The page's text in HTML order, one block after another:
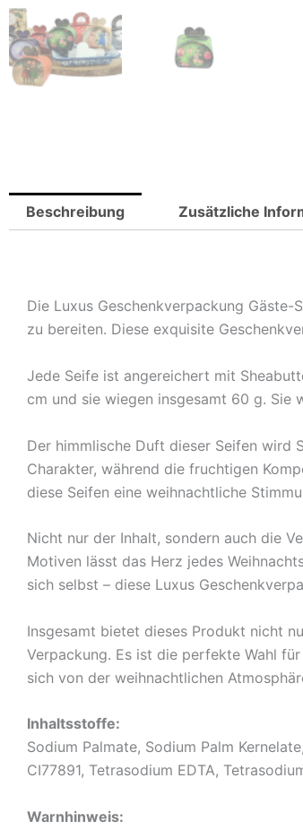
Beschreibung Zusätzliche
Die Luxus Geschenkverpackung
zu bereiten. Diese exquisite
Jede Seife ist angereichert mit
cm und sie wiegen insgesamt 60 g. Sie
Der himmlische Duft dieser Seifen wird
Charakter, während die fruchtigen
diese Seifen eine weihnachtliche
Nicht nur der Inhalt, sondern auch die
Motiven lässt das Herz jedes
sich selbst – diese Luxus
Insgesamt bietet dieses Produkt nicht
Verpackung. Es ist die perfekte Wahl
sich von der weihnachtlichen
Inhaltsstoffe:
Sodium Palmate, Sodium Palm
CI77891, Tetrasodium EDTA,
Warnhinweis: